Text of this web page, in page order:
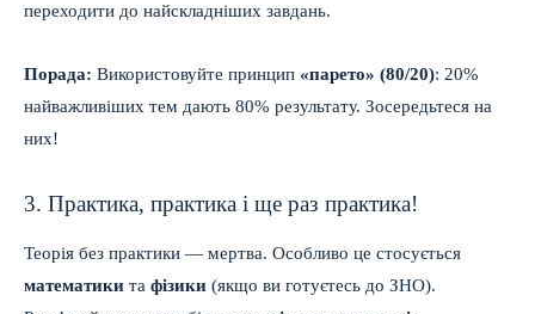
переходити до найскладніших завдань.
Порада: Використовуйте принцип «парето» (80/20): 20%
найважливіших тем дають 80% результату. Зосередьтеся на
них!
3. Практика, практика і ще раз практика!
Теорія без практики — мертва. Особливо це стосується
математики та фізики (якщо ви готуєтесь до ЗНО).